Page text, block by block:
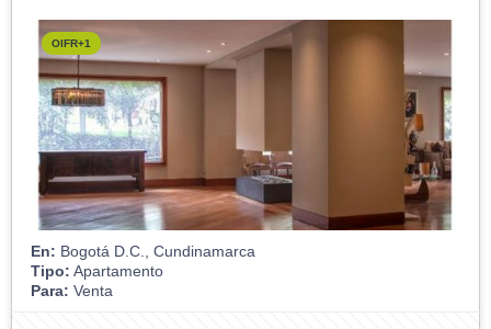
OIFR+1
En: Bogotá D.C., Cundinamarca
Tipo: Apartamento
Para: Venta